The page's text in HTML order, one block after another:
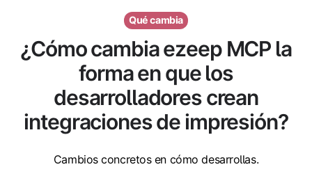
Qué cambia
¿Cómo cambia ezeep MCP la
forma en que los
desarrolladores crean
integraciones de impresión?
Cambios concretos en cómo desarrollas.